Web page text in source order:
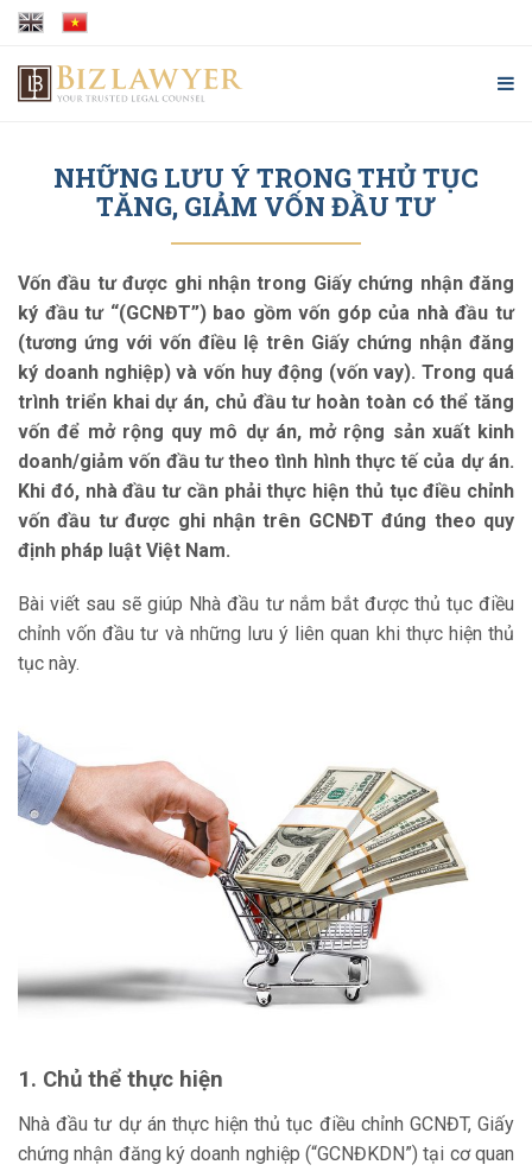
NHỮNG LƯU Ý TRONG THỦ TỤC
TĂNG, GIẢM VỐN ĐẦU TƯ
Vốn đầu tư được ghi nhận trong Giấy chứng nhận đăng
ký đầu tư “(GCNĐT”) bao gồm vốn góp của nhà đầu tư
(tương ứng với vốn điều lệ trên Giấy chứng nhận đăng
ký doanh nghiệp) và vốn huy động (vốn vay). Trong quá
trình triển khai dự án, chủ đầu tư hoàn toàn có thể tăng
vốn để mở rộng quy mô dự án, mở rộng sản xuất kinh
doanh/giảm vốn đầu tư theo tình hình thực tế của dự án.
Khi đó, nhà đầu tư cần phải thực hiện thủ tục điều chỉnh
vốn đầu tư được ghi nhận trên GCNĐT đúng theo quy
định pháp luật Việt Nam.
Bài viết sau sẽ giúp Nhà đầu tư nắm bắt được thủ tục điều
chỉnh vốn đầu tư và những lưu ý liên quan khi thực hiện thủ
tục này.
1. Chủ thể thực hiện
Nhà đầu tư dự án thực hiện thủ tục điều chỉnh GCNĐT, Giấy
chứng nhận đăng ký doanh nghiệp (“GCNĐKDN”) tại cơ quan